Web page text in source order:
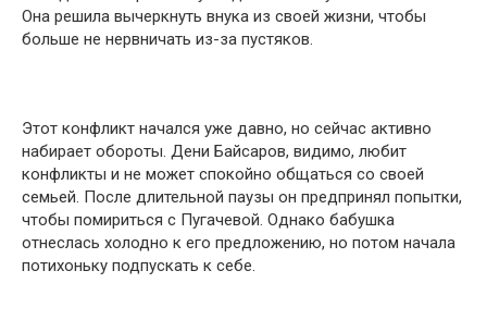
Она решила вычеркнуть внука из своей жизни, чтобы
больше не нервничать из-за пустяков.
Этот конфликт начался уже давно, но сейчас активно
набирает обороты. Дени Байсаров, видимо, любит
конфликты и не может спокойно общаться со своей
семьей. После длительной паузы он предпринял попытки,
чтобы помириться с Пугачевой. Однако бабушка
отнеслась холодно к его предложению, но потом начала
потихоньку подпускать к себе.